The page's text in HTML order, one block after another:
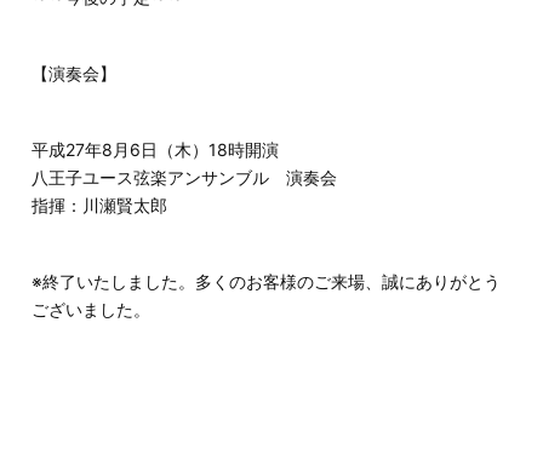
【演奏会】
平成27年8月6日（木）18時開演
八王子ユース弦楽アンサンブル 演奏会
指揮：川瀬賢太郎
※終了いたしました。多くのお客様のご来場、誠にありがとう
ございました。